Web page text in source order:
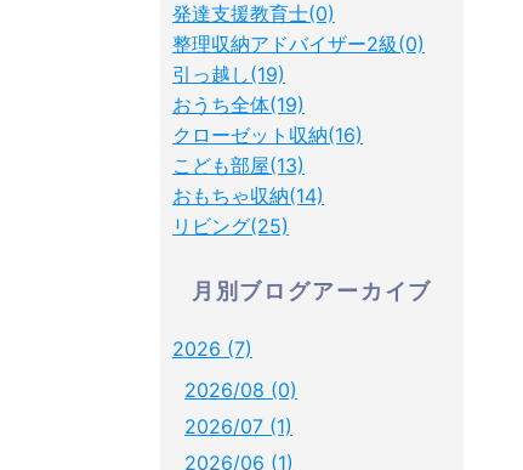
発達支援教育士(0)
整理収納アドバイザー2級(0)
引っ越し(19)
おうち全体(19)
クローゼット収納(16)
こども部屋(13)
おもちゃ収納(14)
リビング(25)
月別ブログアーカイブ
2026 (7)
2026/08 (0)
2026/07 (1)
2026/06 (1)